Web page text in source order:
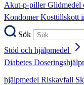
Akut-p-pillerGlidmedel
KondomerKosttillskott
Sök
Stöd och hjälpmedel
Diabetes
hjälpmedel Riskavfall